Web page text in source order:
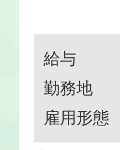
給与
勤務地
雇用形態